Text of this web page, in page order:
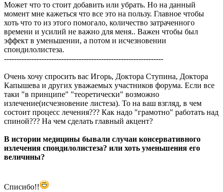
Может что то стоит добавить или убрать. Но на данный
момент мне кажеться что все это на пользу. Главное чтобы
хоть что то из этого помогало, количество затраченного
времени и усилий не важно для меня.. Важен чтобы был
эффект в уменьшении, а потом и исчезновении
спондилолистеза.
----------------------------------------------------------------
Очень хочу спросить вас Игорь, Доктора Ступина, Доктора
Капышева и других уважаемых участников форума. Если все
таки "в принципе" "теоретически" возможно
излечение(исчезновение листеза). То на ваш взгляд, в чем
состоит процесс лечения??? Как надо "грамотно" работать над
спиной??? На чем сделать главный акцент?
В истории медицины бывали случаи консервативного
излечения спондилолистеза? или хоть уменьшения его
величины?
Списибо!!